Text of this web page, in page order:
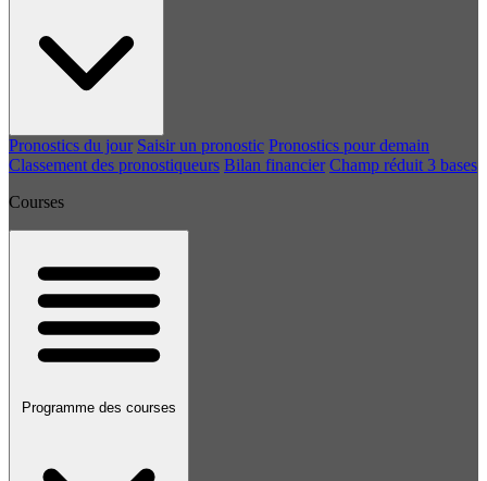
Pronostics du jour Saisir un pronostic Pronostics pour demain
Classement des pronostiqueurs Bilan financier Champ réduit 3 bases
Courses
Programme des courses